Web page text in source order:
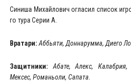
Синиша Михайлович огласил список
го тура Серии А.
Вратари: Аббьяти, Доннарумма, Диего
Защитники:
Абате, Алекс,
Мексес, Романьоли, Сапата.